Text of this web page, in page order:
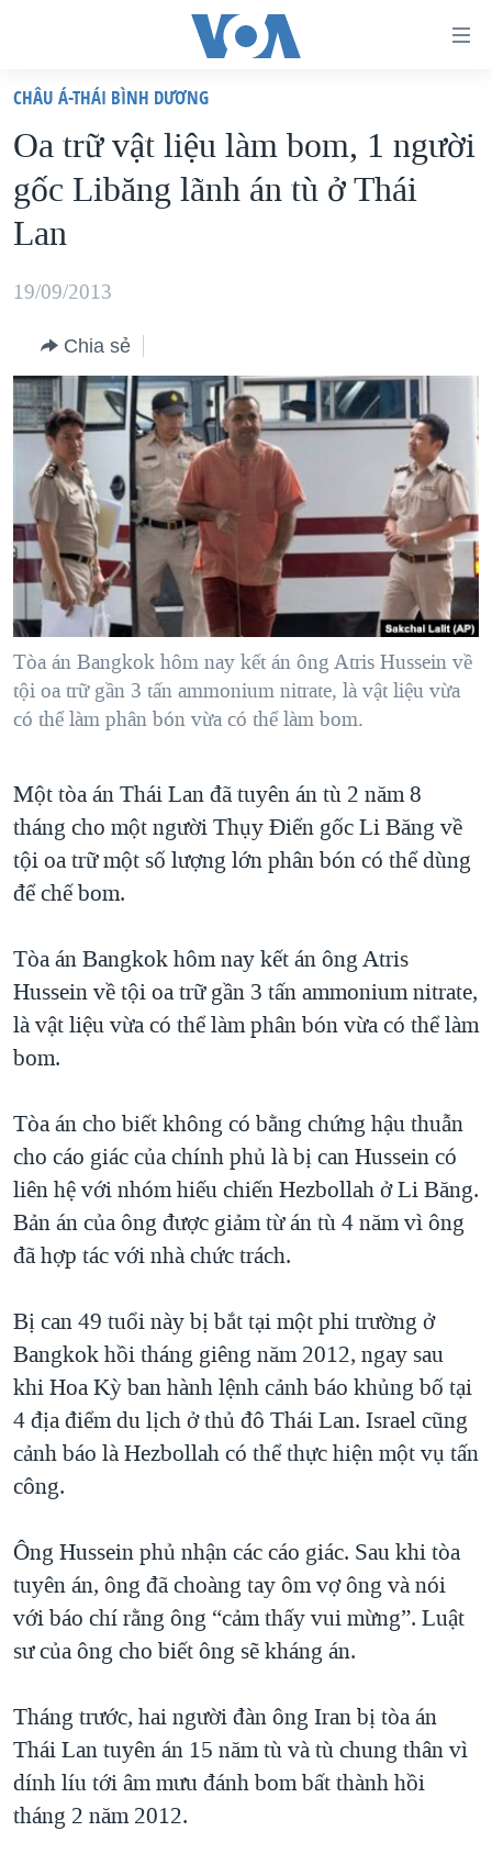
truy
cập
Tới
nội
chính
hướng
chính
"Tìm"
VIỆT NAM
HOA KỲ
BIỂN ĐÔNG
THẾ GIỚI
DIỄN ĐÀN
MỤC
TỰ DO BÁO CHÍ
VẠCH TRẦN TIN GIẢ
NGƯỜI VIỆT HẢI NGOẠI
ĐỜI SỐNG
KINH TẾ
KHOA HỌC
SỨC KHOẺ
VĂN HOÁ
GIÁO DỤC
CHUYÊN ĐỀ
CHIẾN TRANH THƯƠNG MẠI CỦA MỸ: QUÁ KHỨ VÀ HIỆN
TẠI
HÀNH TRÌNH BẦU CỬ 2024
MỘT NĂM CHIẾN TRANH TẠI DẢI GAZA
GIẢI MÃ VÀNH ĐAI & CON ĐƯỜNG
NGÀY TỊ NẠN THẾ GIỚI
TRỊNH VĨNH BÌNH - NGƯỜI HẠ 'BÊN THẮNG CUỘC'
GROUND ZERO – XƯA VÀ NAY
CÁC GIÁ TRỊ CỘNG HÒA Ở VIỆT NAM
THƯỢNG ĐỈNH TRUMP-KIM TẠI VIỆT NAM
TRỊNH VĨNH BÌNH VS. CHÍNH PHỦ VIỆT NAM
BÊN KIA QUỐC LỘ: TIẾNG VỌNG TỪ NÔNG THÔN MỸ
HỌC TIẾNG ANH
VIDEO
NGHE
MẠNG XÃ HỘI
Ngôn ngữ khác
CHÂU Á-THÁI BÌNH DƯƠNG
Oa trữ vật liệu làm bom, 1 người
gốc Libăng lãnh án tù ở Thái
Lan
19/09/2013
Chia sẻ
Tòa án Bangkok hôm nay kết án ông Atris Hussein về
tội oa trữ gần 3 tấn ammonium nitrate, là vật liệu vừa
có thể làm phân bón vừa có thể làm bom.
Một tòa án Thái Lan đã tuyên án tù 2 năm 8
tháng cho một người Thụy Điển gốc Li Băng về
tội oa trữ một số lượng lớn phân bón có thể dùng
để chế bom.
Tòa án Bangkok hôm nay kết án ông Atris
Hussein về tội oa trữ gần 3 tấn ammonium nitrate,
là vật liệu vừa có thể làm phân bón vừa có thể làm
bom.
Tòa án cho biết không có bằng chứng hậu thuẫn
cho cáo giác của chính phủ là bị can Hussein có
liên hệ với nhóm hiếu chiến Hezbollah ở Li Băng.
Bản án của ông được giảm từ án tù 4 năm vì ông
đã hợp tác với nhà chức trách.
Bị can 49 tuổi này bị bắt tại một phi trường ở
Bangkok hồi tháng giêng năm 2012, ngay sau
khi Hoa Kỳ ban hành lệnh cảnh báo khủng bố tại
4 địa điểm du lịch ở thủ đô Thái Lan. Israel cũng
cảnh báo là Hezbollah có thể thực hiện một vụ tấn
công.
Ông Hussein phủ nhận các cáo giác. Sau khi tòa
tuyên án, ông đã choàng tay ôm vợ ông và nói
với báo chí rằng ông “cảm thấy vui mừng”. Luật
sư của ông cho biết ông sẽ kháng án.
Tháng trước, hai người đàn ông Iran bị tòa án
Thái Lan tuyên án 15 năm tù và tù chung thân vì
dính líu tới âm mưu đánh bom bất thành hồi
tháng 2 năm 2012.